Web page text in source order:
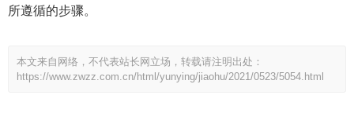
所遵循的步骤。
本文来自网络，不代表站长网立场，转载请注明出处：
https://www.zwzz.com.cn/html/yunying/jiaohu/2021/0523/5054.html